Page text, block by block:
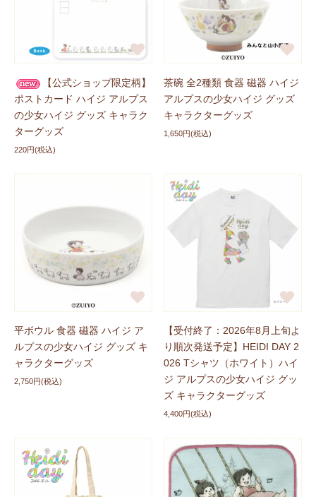
てくださいね。
2026/04/24 新商品に追加しました
缶ケース（全6種）」が登場しました！ぜひチェックして
くださいね。
2026/04/24
「スライド缶ケース（全6種）」と
が登場しました！ぜひチェックしてくださ
いね。
2026/04/24 新商品に追加しました
POPEE the ぱフォーマーグッズの『シークレット シリ
「ダイカットミニタオル（全8種）」
「スライ
ド缶ケース（全6種）」が登場しました！ぜひチェックし
てくださいね。
『母の日』のお知らせです
「母の日メッセージカードプレゼント」キャンペーンが
す。ぜひチェックしてくださいね。
2026/04/16 新商品に追加しました
【公式ショップ限定柄】
ポストカード ハイジ アルプス
の少女ハイジ グッズ キャラク
ターグッズ
220円(税込)
茶碗 全2種類 食器 磁器 ハイジ
アルプスの少女ハイジ グッズ
キャラクターグッズ
1,650円(税込)
平ボウル 食器 磁器 ハイジ ア
ルプスの少女ハイジ グッズ キ
ャラクターグッズ
2,750円(税込)
【受付終了：2026年8月上旬よ
り順次発送予定】HEIDI DAY 2
026 Tシャツ（ホワイト）ハイ
ジ アルプスの少女ハイジ グッ
ズ キャラクターグッズ
4,400円(税込)